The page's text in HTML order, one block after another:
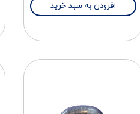
افزودن به سبد خرید